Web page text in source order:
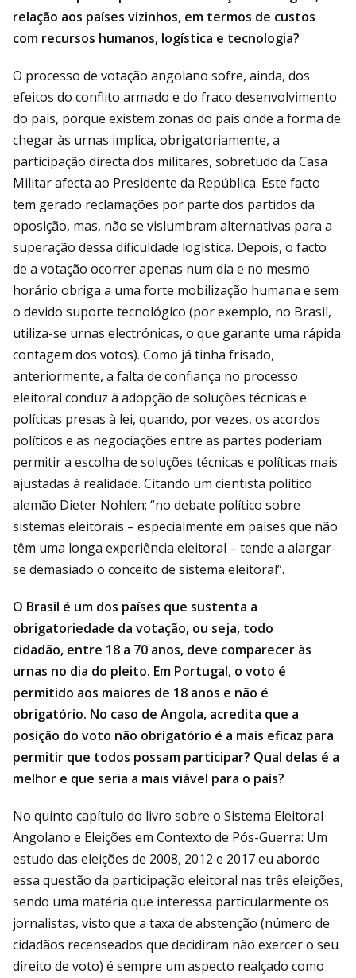
relação aos países vizinhos, em termos de custos
com recursos humanos, logística e tecnologia?
O processo de votação angolano sofre, ainda, dos
efeitos do conflito armado e do fraco desenvolvimento
do país, porque existem zonas do país onde a forma de
chegar às urnas implica, obrigatoriamente, a
participação directa dos militares, sobretudo da Casa
Militar afecta ao Presidente da República. Este facto
tem gerado reclamações por parte dos partidos da
oposição, mas, não se vislumbram alternativas para a
superação dessa dificuldade logística. Depois, o facto
de a votação ocorrer apenas num dia e no mesmo
horário obriga a uma forte mobilização humana e sem
o devido suporte tecnológico (por exemplo, no Brasil,
utiliza-se urnas electrónicas, o que garante uma rápida
contagem dos votos). Como já tinha frisado,
anteriormente, a falta de confiança no processo
eleitoral conduz à adopção de soluções técnicas e
políticas presas à lei, quando, por vezes, os acordos
políticos e as negociações entre as partes poderiam
permitir a escolha de soluções técnicas e políticas mais
ajustadas à realidade. Citando um cientista político
alemão Dieter Nohlen: “no debate político sobre
sistemas eleitorais – especialmente em países que não
têm uma longa experiência eleitoral – tende a alargar-
se demasiado o conceito de sistema eleitoral”.
O Brasil é um dos países que sustenta a
obrigatoriedade da votação, ou seja, todo
cidadão, entre 18 a 70 anos, deve comparecer às
urnas no dia do pleito. Em Portugal, o voto é
permitido aos maiores de 18 anos e não é
obrigatório. No caso de Angola, acredita que a
posição do voto não obrigatório é a mais eficaz para
permitir que todos possam participar? Qual delas é a
melhor e que seria a mais viável para o país?
No quinto capítulo do livro sobre o Sistema Eleitoral
Angolano e Eleições em Contexto de Pós-Guerra: Um
estudo das eleições de 2008, 2012 e 2017 eu abordo
essa questão da participação eleitoral nas três eleições,
sendo uma matéria que interessa particularmente os
jornalistas, visto que a taxa de abstenção (número de
cidadãos recenseados que decidiram não exercer o seu
direito de voto) é sempre um aspecto realçado como